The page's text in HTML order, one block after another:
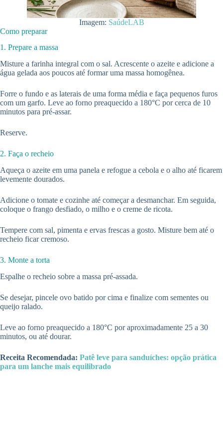
Imagem: SaúdeLAB
Como preparar
1. Prepare a massa
Misture a farinha integral com o sal. Acrescente o azeite e adicione a
água gelada aos poucos até formar uma massa homogênea.
Forre o fundo e as laterais de uma forma média e faça pequenos furos
com um garfo. Leve ao forno preaquecido a 180°C por cerca de 10
minutos para pré-assar.
Reserve.
2. Faça o recheio
Aqueça o azeite em uma panela e refogue a cebola e o alho até ficarem
levemente dourados.
Adicione o tomate e cozinhe até começar a desmanchar. Em seguida,
coloque o frango desfiado, o milho e o creme de ricota.
Tempere com sal, pimenta e ervas frescas a gosto. Misture bem até o
recheio ficar cremoso.
3. Monte a torta
Espalhe o recheio sobre a massa pré-assada.
Se desejar, pincele ovo batido por cima e finalize com sementes ou
queijo ralado.
Leve ao forno preaquecido a 180°C por aproximadamente 25 a 30
minutos, ou até dourar.
Receita Recomendada: Patê leve para sanduíches: opção prática
para um lanche mais equilibrado